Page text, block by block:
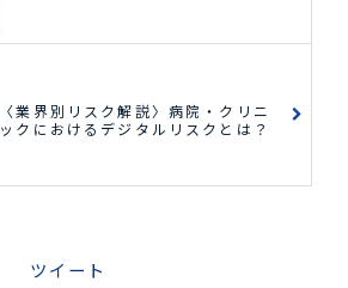
〈業界別リスク解説〉病院・クリニ
ックにおけるデジタルリスクとは？
ツイート